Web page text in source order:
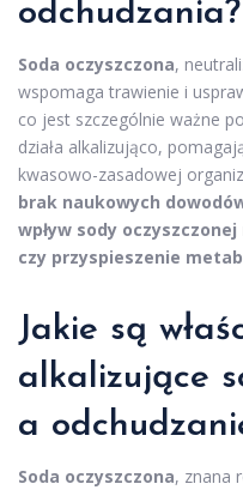
odchudzania?
Soda oczyszczona,
wspomaga trawienie i
co jest szczególnie ważne
działa alkalizująco,
kwasowo-zasadowej
brak naukowych
wpływ sody
czy przyspieszenie
Jakie są
alkalizujące
a
Soda oczyszczona, znana